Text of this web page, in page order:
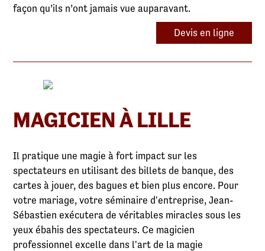
façon qu’ils n’ont jamais vue auparavant.
Devis en ligne
MAGICIEN À LILLE
Il pratique une magie à fort impact sur les
spectateurs en utilisant des billets de banque, des
cartes à jouer, des bagues et bien plus encore. Pour
votre mariage, votre séminaire d'entreprise, Jean-
Sébastien exécutera de véritables miracles sous les
yeux ébahis des spectateurs. Ce magicien
professionnel excelle dans l'art de la magie